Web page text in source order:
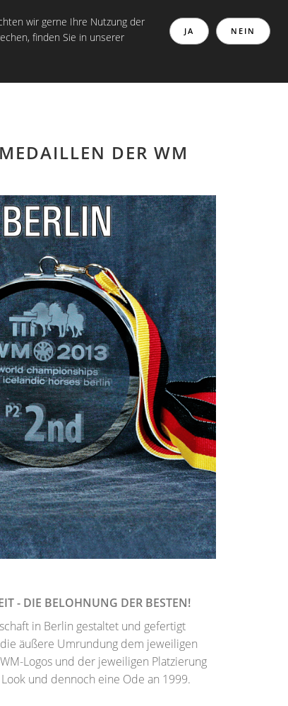
DER WM
- DIE BELOHNUNG DER BESTEN!
in Berlin gestaltet und gefertigt
äußere Umrundung dem jeweiligen
Logos und der jeweiligen Platzierung
und dennoch eine Ode an 1999.
NEIN
JA
wir gerne Ihre Nutzung der
finden Sie in unserer